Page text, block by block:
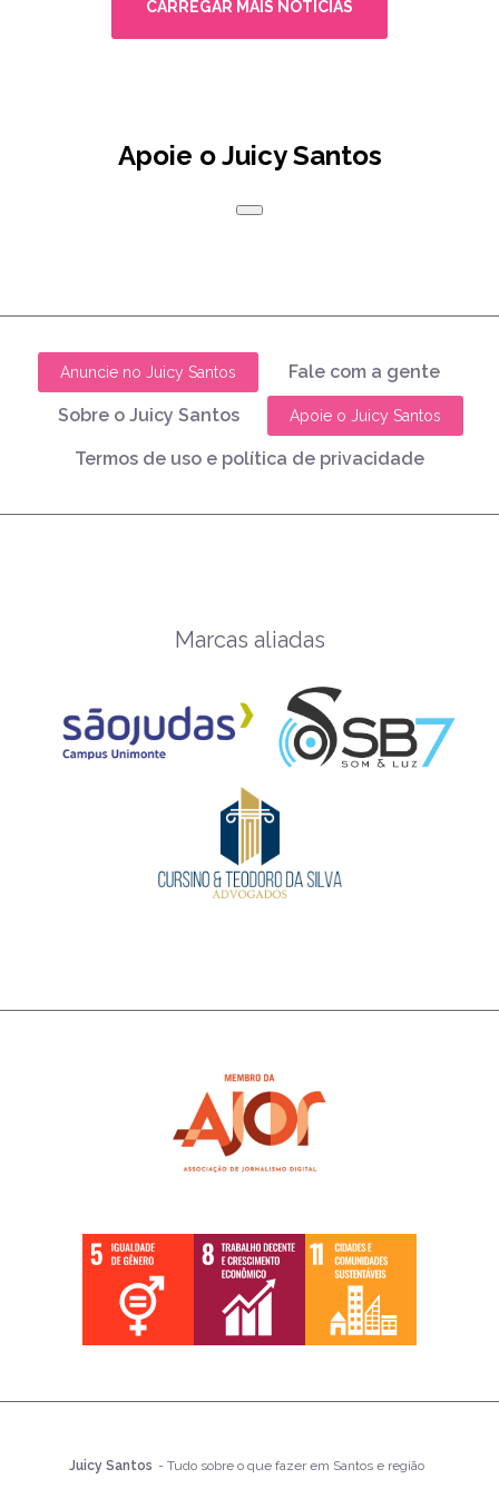
CARREGAR MAIS NOTÍCIAS
Apoie o Juicy Santos
Anuncie no Juicy Santos Fale com a gente
Sobre o Juicy Santos Apoie o Juicy Santos
Termos de uso e política de privacidade
Marcas aliadas
Juicy Santos - Tudo sobre o que fazer em Santos e região